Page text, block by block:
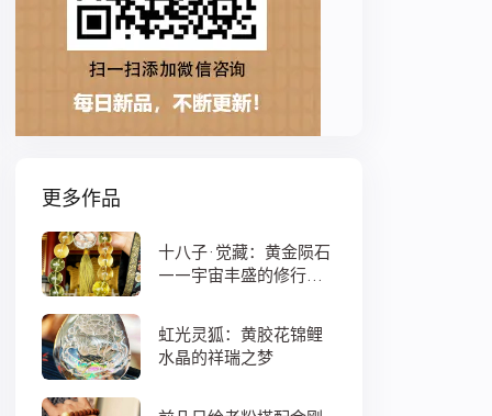
更多作品
十八子·觉藏：黄金陨石
——宇宙丰盛的修行之
虹光灵狐：黄胶花锦鲤
水晶的祥瑞之梦